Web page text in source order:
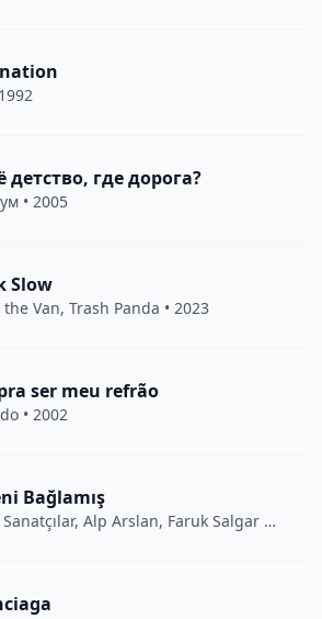
детство, где дорога?
• 2005
Slow
the Van, Trash Panda • 2023
ser meu refrão
• 2002
Bağlamış
, Alp Arslan, Faruk Salgar • 2012